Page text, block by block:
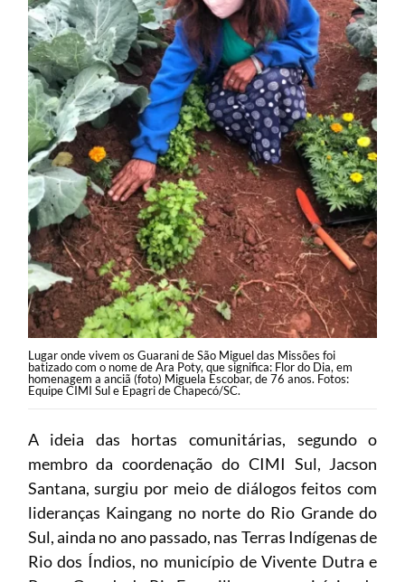
Lugar onde vivem os Guarani de São Miguel das Missões foi
batizado com o nome de Ara Poty, que significa: Flor do Dia, em
homenagem a anciã (foto) Miguela Escobar, de 76 anos. Fotos:
Equipe CIMI Sul e Epagri de Chapecó/SC.
A ideia das hortas comunitárias, segundo o
membro da coordenação do CIMI Sul, Jacson
Santana, surgiu por meio de diálogos feitos com
lideranças Kaingang no norte do Rio Grande do
Sul, ainda no ano passado, nas Terras Indígenas de
Rio dos Índios, no município de Vivente Dutra e